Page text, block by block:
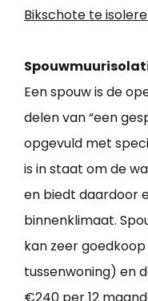
Bikschote te
Een spouw is de
delen van “een
opgevuld met
is in staat om de
en biedt daardoor
binnenklimaat.
kan zeer
tussenwoning) en